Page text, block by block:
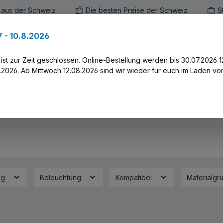
der Schweiz Die besten Preise der Schweiz
Beleuchtung Kompatibel
- 10.8.2026
zur Zeit geschlossen. Online-Bestellung werden bis 30.07.2026
Ab Mittwoch 12.08.2026 sind wir wieder für euch im Laden vor